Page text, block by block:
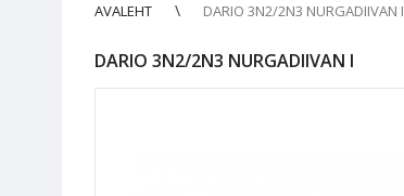
AVALEHT DARIO 3N2/2N3 NURGADIIVAN I
DARIO 3N2/2N3 NURGADIIVAN I